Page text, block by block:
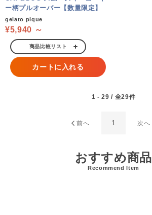
ー柄プルオーバー【数量限定】
gelato pique
¥5,940 ～
商品比較リスト
カートに入れる
1 - 29 / 全29件
前へ 1 次へ
おすすめ商品
Recommend Item